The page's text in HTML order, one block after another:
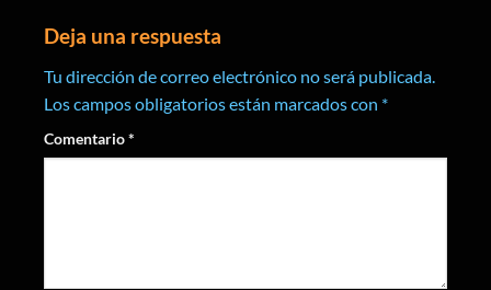
Deja una respuesta
Tu dirección de correo electrónico no será publicada.
Los campos obligatorios están marcados con *
Comentario*